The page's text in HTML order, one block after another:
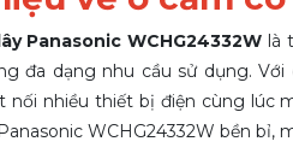
Panasonic WCHG24332W là
đa dạng nhu cầu sử dụng.
nối nhiều thiết bị điện cùng lúc
WCHG24332W bền